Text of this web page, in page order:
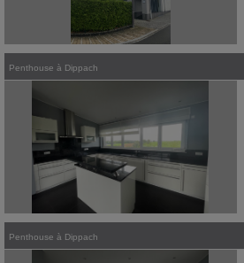
Penthouse à Dippach
Penthouse à Dippach